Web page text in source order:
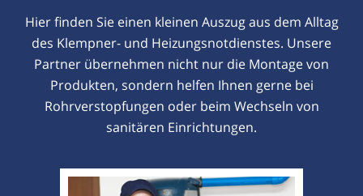
Hier finden Sie einen kleinen Auszug aus dem Alltag
des Klempner- und Heizungsnotdienstes. Unsere
Partner übernehmen nicht nur die Montage von
Produkten, sondern helfen Ihnen gerne bei
Rohrverstopfungen oder beim Wechseln von
sanitären Einrichtungen.